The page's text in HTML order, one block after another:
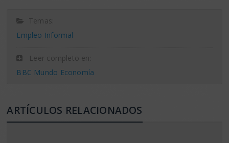
Temas:
Empleo Informal
Leer completo en:
BBC Mundo Economía
ARTÍCULOS RELACIONADOS